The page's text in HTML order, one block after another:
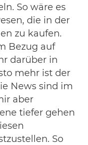
So wäre es
die in der
zu kaufen.
Bezug auf
darüber in
mehr ist der
News sind im
aber
tiefer gehen
So